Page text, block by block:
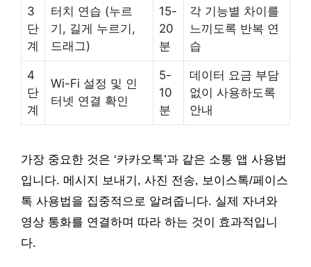
3
단
계
터치 연습 (누르
기, 길게 누르기,
드래그)
15-
20
분
각 기능별 차이를
느끼도록 반복 연
습
4
단
계
Wi-Fi 설정 및 인
터넷 연결 확인
5-
10
분
데이터 요금 부담
없이 사용하도록
안내
가장 중요한 것은 ‘카카오톡’과 같은 소통 앱 사용법
입니다. 메시지 보내기, 사진 전송, 보이스톡/페이스
톡 사용법을 집중적으로 알려줍니다. 실제 자녀와
영상 통화를 연결하며 따라 하는 것이 효과적입니
다.